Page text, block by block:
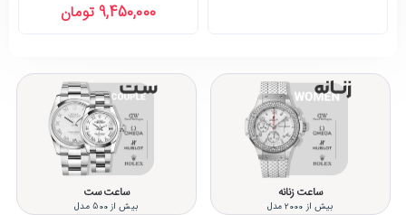
9,450,000 تومان
ساعت زنانه
بیش از 2000 مدل
ساعت ست
بیش از 500 مدل